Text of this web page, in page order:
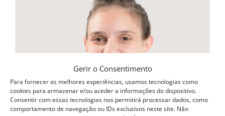
Gerir o Consentimento
Para fornecer as melhores experiências, usamos tecnologias como
cookies para armazenar e/ou aceder a informações do dispositivo.
Consentir com essas tecnologias nos permitirá processar dados, como
comportamento de navegação ou IDs exclusivos neste site. Não
be
chosen
on